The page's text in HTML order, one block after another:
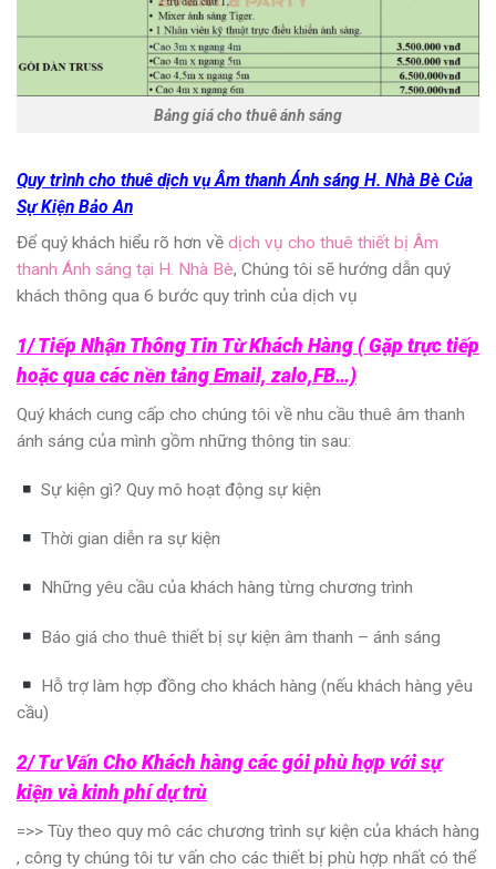
Bảng giá cho thuê ánh sáng
Quy trình cho thuê dịch vụ Âm thanh Ánh sáng H. Nhà Bè Của
Sự Kiện Bảo An
Để quý khách hiểu rõ hơn về dịch vụ cho thuê thiết bị Âm
thanh Ánh sáng tại H. Nhà Bè, Chúng tôi sẽ hướng dẫn quý
khách thông qua 6 bước quy trình của dịch vụ
1/ Tiếp Nhận Thông Tin Từ Khách Hàng ( Gặp trực tiếp
hoặc qua các nền tảng Email, zalo,FB…)
Quý khách cung cấp cho chúng tôi về nhu cầu thuê âm thanh
ánh sáng của mình gồm những thông tin sau:
Sự kiện gì? Quy mô hoạt động sự kiện
Thời gian diễn ra sự kiện
Những yêu cầu của khách hàng từng chương trình
Báo giá cho thuê thiết bị sự kiện âm thanh – ánh sáng
Hỗ trợ làm hợp đồng cho khách hàng (nếu khách hàng yêu
cầu)
2/ Tư Vấn Cho Khách hàng các gói phù hợp với sự
kiện và kinh phí dự trù
=>> Tùy theo quy mô các chương trình sự kiện của khách hàng
, công ty chúng tôi tư vấn cho các thiết bị phù hợp nhất có thể